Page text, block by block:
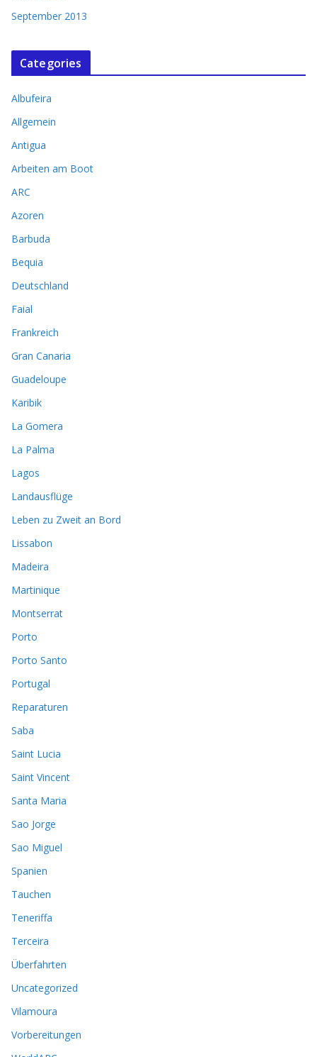
September 2013
Categories
Albufeira
Allgemein
Antigua
Arbeiten am Boot
ARC
Azoren
Barbuda
Bequia
Deutschland
Faial
Frankreich
Gran Canaria
Guadeloupe
Karibik
La Gomera
La Palma
Lagos
Landausflüge
Leben zu Zweit an Bord
Lissabon
Madeira
Martinique
Montserrat
Porto
Porto Santo
Portugal
Reparaturen
Saba
Saint Lucia
Saint Vincent
Santa Maria
Sao Jorge
Sao Miguel
Spanien
Tauchen
Teneriffa
Terceira
Überfahrten
Uncategorized
Vilamoura
Vorbereitungen